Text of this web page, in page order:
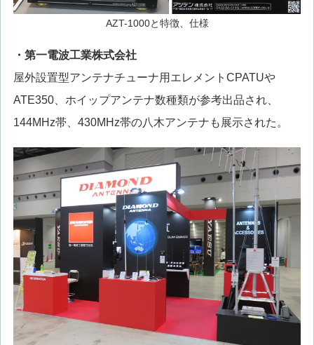
AZT-1000と特徴、仕様
・第一電波工業株式会社
屋外設置型アンテナチューナ用エレメントCPATUや
ATE350、ホイップアンテナ数種類が参考出品され、
144MHz帯、430MHz帯の八木アンテナも展示された。